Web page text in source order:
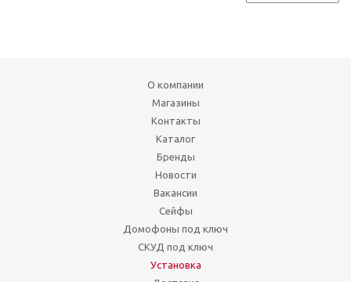
О компании
Магазины
Контакты
Каталог
Бренды
Новости
Вакансии
Сейфы
Домофоны под ключ
СКУД под ключ
Установка